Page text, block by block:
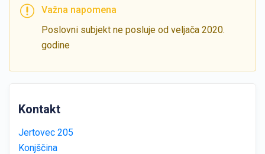
Važna napomena
Poslovni subjekt ne posluje od veljača 2020.
godine
Kontakt
Jertovec 205
Konjščina